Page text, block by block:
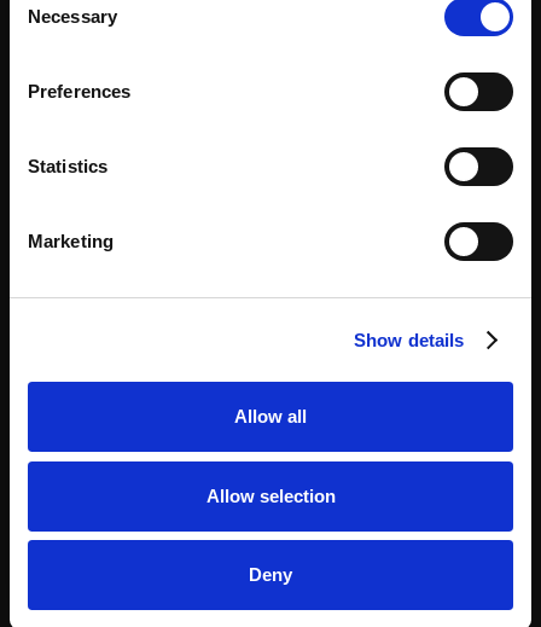
Selection
Necessary
Preferences
Statistics
Marketing
Show details
Allow all
Allow selection
Deny
Industrie en logistiek
Apotheek
Pakketbeheer